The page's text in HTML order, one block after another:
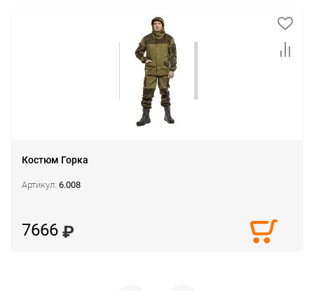
Костюм Горка
Артикул: 6.008
7666